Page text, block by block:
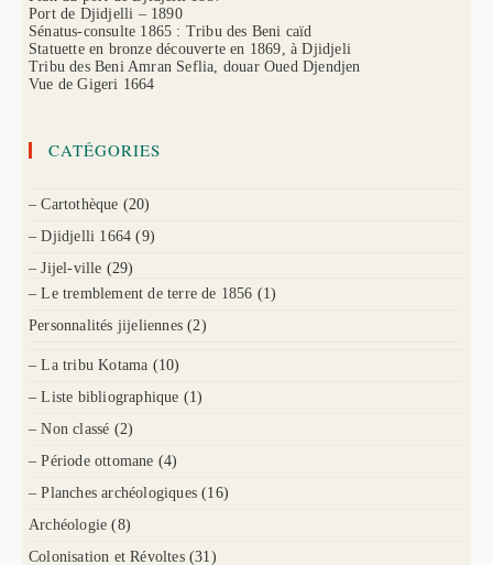
Port de Djidjelli – 1890
Sénatus-consulte 1865 : Tribu des Beni caïd
Statuette en bronze découverte en 1869, à Djidjeli
Tribu des Beni Amran Seflia, douar Oued Djendjen
Vue de Gigeri 1664
CATÉGORIES
– Cartothèque (20)
– Djidjelli 1664 (9)
– Jijel-ville (29)
– Le tremblement de terre de 1856 (1)
Personnalités jijeliennes (2)
– La tribu Kotama (10)
– Liste bibliographique (1)
– Non classé (2)
– Période ottomane (4)
– Planches archéologiques (16)
Archéologie (8)
Colonisation et Révoltes (31)